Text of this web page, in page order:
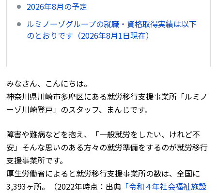
2026年8月の予定
ルミノーゾグループの就職・資格取得実績は以下
のとおりです（2026年8月1日現在）
みなさん、こんにちは。
神奈川県川崎市多摩区にある就労移行支援事業所「ルミノ
ーゾ川崎登戸」のスタッフ、まんじです。
障害や難病などを抱え、「一般就労をしたい、けれど不
安」そんな思いのある方々の就労準備をするのが就労移行
支援事業所です。
厚生労働省によると就労移行支援事業所の数は、全国に
3,393ヶ所。（2022年時点：出典 「令和４年社会福祉施設